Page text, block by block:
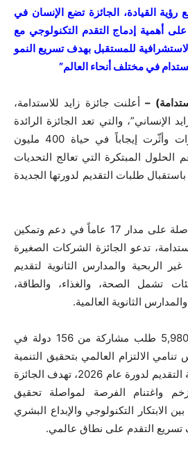
رؤية القيادة، الجائزة تضع الإنسان في
أهمية إدماج التقدم التكنولوجي مع
للمستقبل بهدف تسريع النمو
في مختلف أنحاء العالم”
–أعلنت جائزة زايد للاستدامة،
الإنساني”، والتي تعد الجائزة الرائدة
التي أطلقتها دولة الإمارات وأثّرت إيجاباً في حياة 400 مليون
المبتكرة التي تعالج التحديات
طلبات التقديم لدورتها الجديدة
واستمراراً لجهودها المتواصلة على مدار 17 عاماً في دعم وتمكين
تدعو الجائزة الشركات الصغيرة
الربحية والمدارس الثانوية لتقديم
تشمل الصحة، والغذاء، والطاقة،
الثانوية العالمية.
وكانت الجائزة قد تلقت 5,980 طلب مشاركة من 156 دولة في
الالتزام العالمي بتحقيق التنمية
المستدامة. ومع بدء مرحلة التقديم لدورة عام 2026، تهدف الجائزة
واغتنام الفرصة لمواصلة تحقيق
الابتكار التكنولوجي والإبداع البشري
تسريع التقدم على نطاق عالمي.